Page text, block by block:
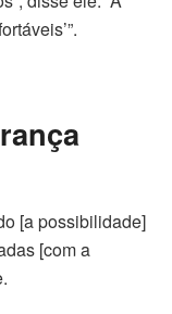
[a possibilidade]
[com a